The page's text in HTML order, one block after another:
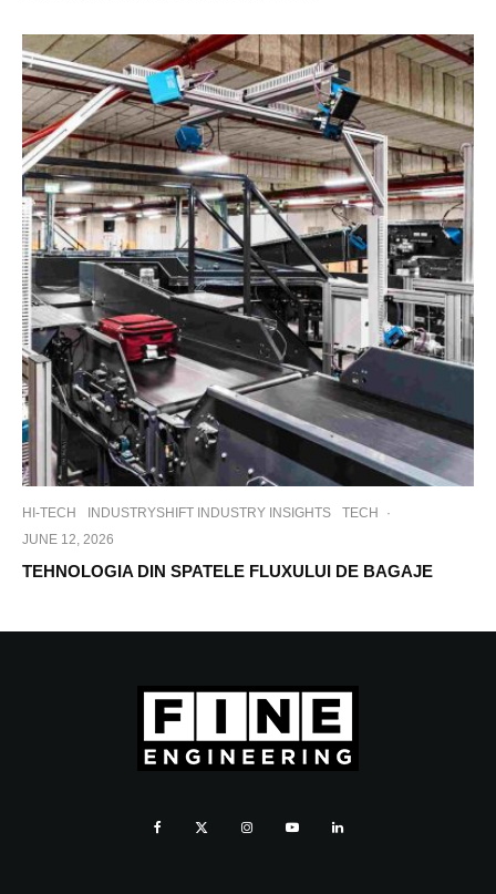
HI-TECH INDUSTRYSHIFT INDUSTRY INSIGHTS TECH
·
JUNE 12, 2026
TEHNOLOGIA DIN SPATELE FLUXULUI DE BAGAJE